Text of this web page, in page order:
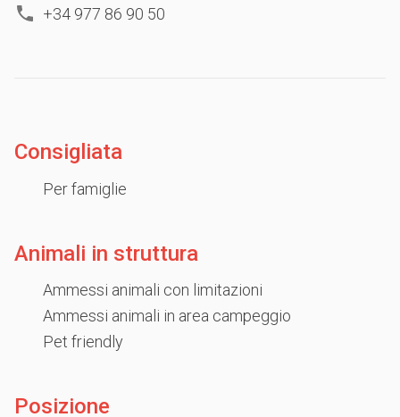
+34 977 86 90 50
Consigliata
Per famiglie
Animali in struttura
Ammessi animali con limitazioni
Ammessi animali in area campeggio
Pet friendly
Posizione